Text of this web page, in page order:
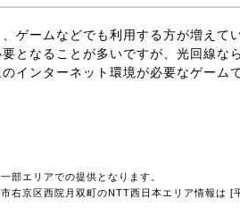
ゲームなどでも利用する方が増えて
となることが多いですが、光回線
インターネット環境が必要なゲーム
部エリアでの提供となります。
右京区西院月双町のNTT西日本エリア情報は [